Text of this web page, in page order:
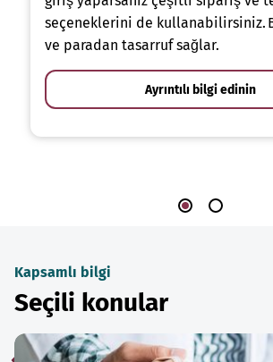
seçeneklerini de kullanabilirsiniz.
ve paradan tasarruf sağlar.
Ayrıntılı bilgi edinin
Kapsamlı bilgi
Seçili konular